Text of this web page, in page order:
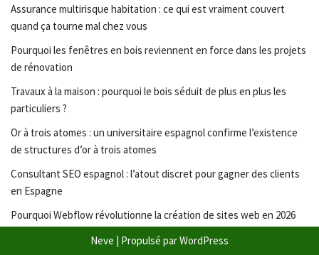
Assurance multirisque habitation : ce qui est vraiment couvert
quand ça tourne mal chez vous
Pourquoi les fenêtres en bois reviennent en force dans les projets
de rénovation
Travaux à la maison : pourquoi le bois séduit de plus en plus les
particuliers ?
Or à trois atomes : un universitaire espagnol confirme l’existence
de structures d’or à trois atomes
Consultant SEO espagnol : l’atout discret pour gagner des clients
en Espagne
Pourquoi Webflow révolutionne la création de sites web en 2026
Neve | Propulsé parWordPress